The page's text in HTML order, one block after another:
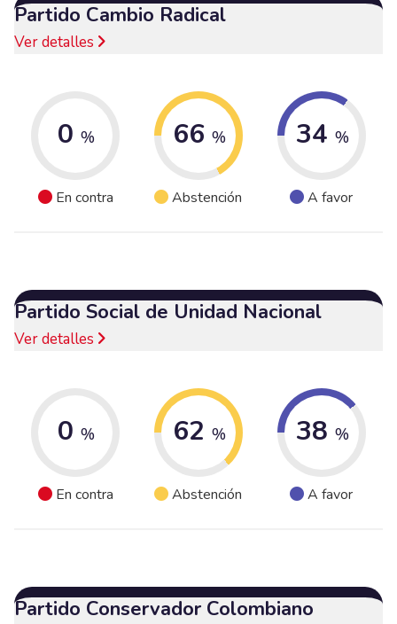
Partido Cambio Radical
Ver detalles
0 %
En contra
66 %
Abstención
34 %
A favor
Partido Social de Unidad Nacional
Ver detalles
0 %
En contra
62 %
Abstención
38 %
A favor
Partido Conservador Colombiano